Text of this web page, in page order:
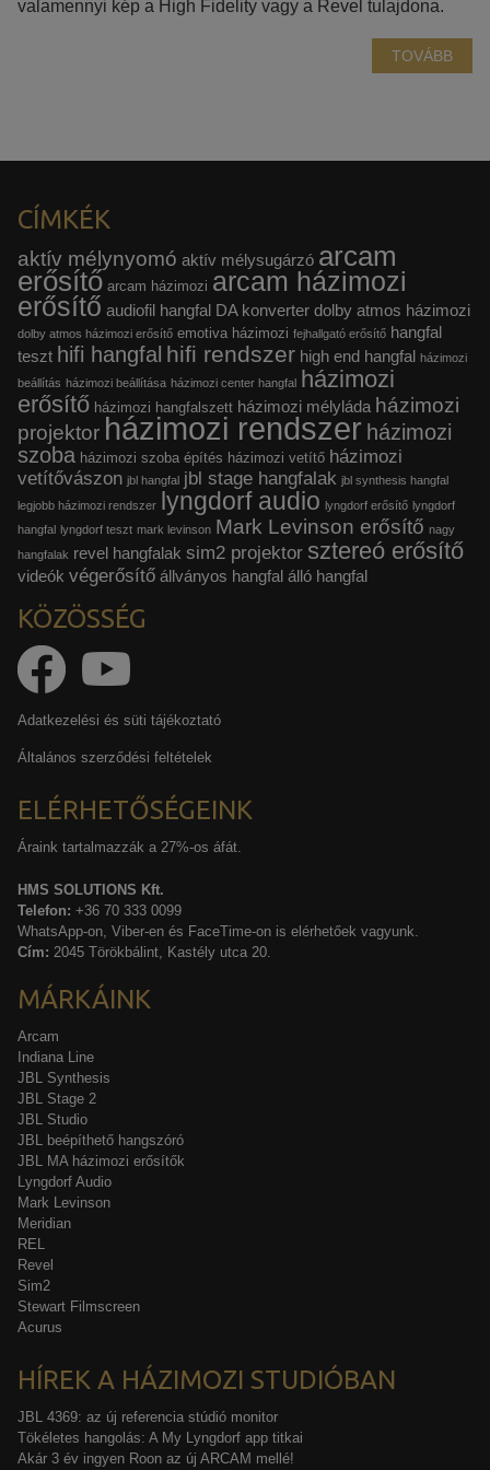
valamennyi kép a High Fidelity vagy a Revel tulajdona.
TOVÁBB
CÍMKÉK
aktív mélynyomó aktív mélysugárzó arcam
erősítő arcam házimozi arcam házimozi
erősítő audiofil hangfal DA konverter dolby atmos házimozi
dolby atmos házimozi erősítő emotiva házimozi fejhallgató erősítő hangfal
teszt hifi hangfal hifi rendszer high end hangfal házimozi
beállítás házimozi beállítása házimozi center hangfal házimozi
erősítő házimozi hangfalszett házimozi mélyláda házimozi
projektor házimozi rendszer házimozi
szoba házimozi szoba építés házimozi vetítő házimozi
vetítővászon jbl hangfal jbl stage hangfalak jbl synthesis hangfal
legjobb házimozi rendszer lyngdorf audio lyngdorf erősítő lyngdorf
hangfal lyngdorf teszt mark levinson Mark Levinson erősítő nagy
hangfalak revel hangfalak sim2 projektor sztereó erősítő
videók végerősítő állványos hangfal álló hangfal
KÖZÖSSÉG
Adatkezelési és süti tájékoztató
Általános szerződési feltételek
ELÉRHETŐSÉGEINK
Áraink tartalmazzák a 27%-os áfát.
HMS SOLUTIONS Kft.
Telefon: +36 70 333 0099
WhatsApp-on, Viber-en és FaceTime-on is elérhetőek vagyunk.
Cím: 2045 Törökbálint, Kastély utca 20.
MÁRKÁINK
Arcam
Indiana Line
JBL Synthesis
JBL Stage 2
JBL Studio
JBL beépíthető hangszóró
JBL MA házimozi erősítők
Lyngdorf Audio
Mark Levinson
Meridian
REL
Revel
Sim2
Stewart Filmscreen
Acurus
HÍREK A HÁZIMOZI STUDIÓBAN
JBL 4369: az új referencia stúdió monitor
Tökéletes hangolás: A My Lyngdorf app titkai
Akár 3 év ingyen Roon az új ARCAM mellé!